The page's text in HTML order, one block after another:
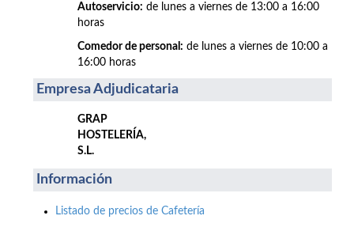
Autoservicio: de lunes a viernes de 13:00 a 16:00
horas
Comedor de personal: de lunes a viernes de 10:00 a
16:00 horas
Empresa Adjudicataria
GRAP
HOSTELERÍA,
S.L.
Información
Listado de precios de Cafetería